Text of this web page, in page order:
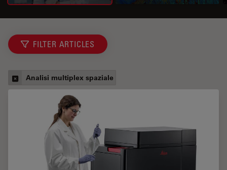
FILTER ARTICLES
Analisi multiplex spaziale